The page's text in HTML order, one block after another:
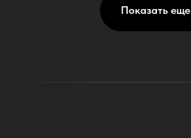
Показать еще